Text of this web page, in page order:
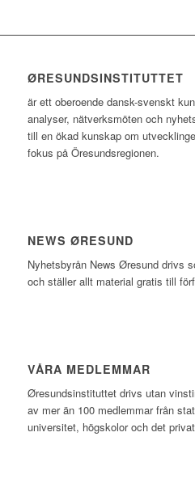
ØRESUNDSINSTITUTTET
är ett oberoende dansk-svenskt
analyser, nätverksmöten och
till en ökad kunskap om
fokus på Öresundsregionen.
NEWS ØRESUND
Nyhetsbyrån News Øresund drivs
och ställer allt material gratis till
VÅRA MEDLEMMAR
Øresundsinstituttet drivs utan
av mer än 100 medlemmar från
universitet, högskolor och det